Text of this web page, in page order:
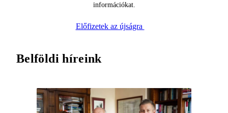
információkat.
Előfizetek az újságra
Belföldi híreink